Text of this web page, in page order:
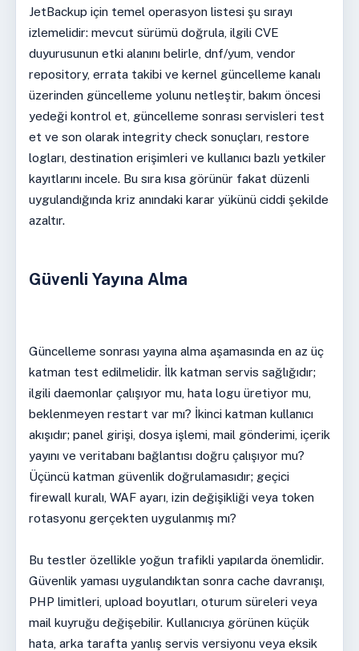
JetBackup için temel operasyon listesi şu sırayı
izlemelidir: mevcut sürümü doğrula, ilgili CVE
duyurusunun etki alanını belirle, dnf/yum, vendor
repository, errata takibi ve kernel güncelleme kanalı
üzerinden güncelleme yolunu netleştir, bakım öncesi
yedeği kontrol et, güncelleme sonrası servisleri test
et ve son olarak integrity check sonuçları, restore
logları, destination erişimleri ve kullanıcı bazlı yetkiler
kayıtlarını incele. Bu sıra kısa görünür fakat düzenli
uygulandığında kriz anındaki karar yükünü ciddi şekilde
azaltır.
Güvenli Yayına Alma
Güncelleme sonrası yayına alma aşamasında en az üç
katman test edilmelidir. İlk katman servis sağlığıdır;
ilgili daemonlar çalışıyor mu, hata logu üretiyor mu,
beklenmeyen restart var mı? İkinci katman kullanıcı
akışıdır; panel girişi, dosya işlemi, mail gönderimi, içerik
yayını ve veritabanı bağlantısı doğru çalışıyor mu?
Üçüncü katman güvenlik doğrulamasıdır; geçici
firewall kuralı, WAF ayarı, izin değişikliği veya token
rotasyonu gerçekten uygulanmış mı?
Bu testler özellikle yoğun trafikli yapılarda önemlidir.
Güvenlik yaması uygulandıktan sonra cache davranışı,
PHP limitleri, upload boyutları, oturum süreleri veya
mail kuyruğu değişebilir. Kullanıcıya görünen küçük
hata, arka tarafta yanlış servis versiyonu veya eksik